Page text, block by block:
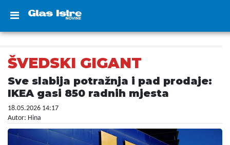
ŠVEDSKI GIGANT
Sve slabija potražnja i pad prodaje:
IKEA gasi 850 radnih mjesta
18.05.2026 14:17
Autor: Hina